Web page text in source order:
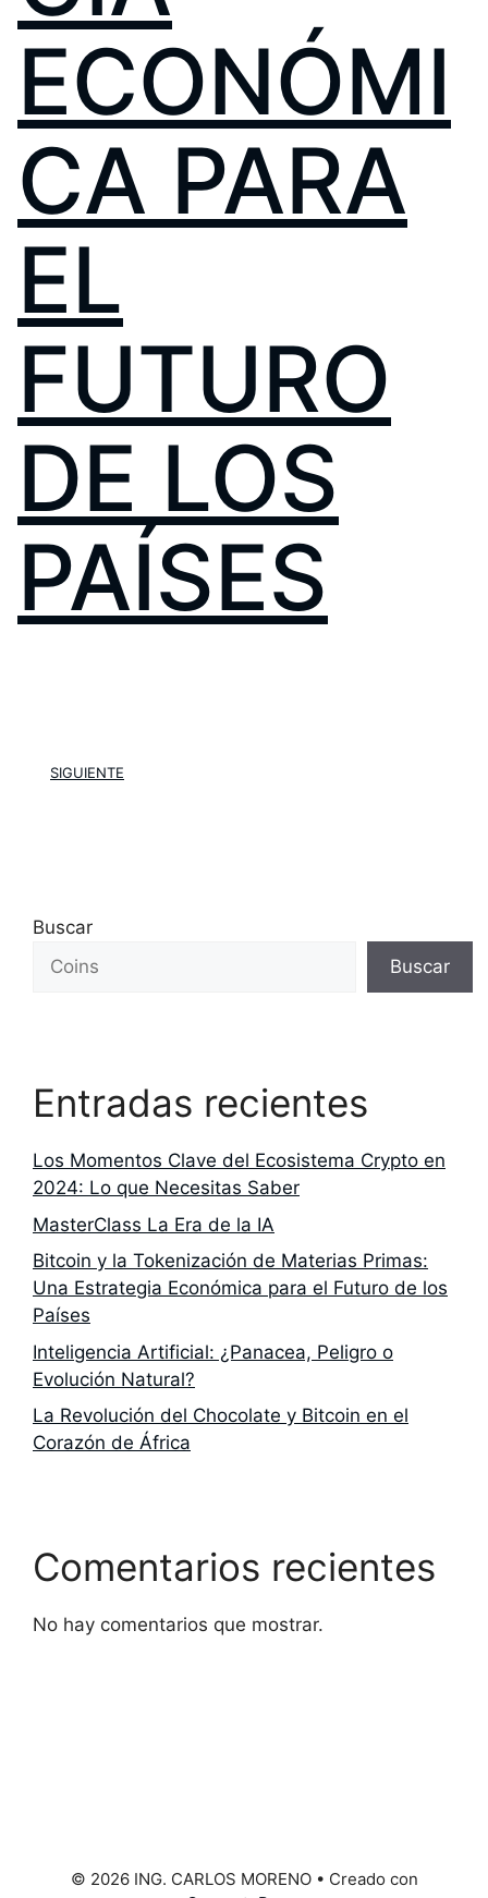
ECONÓMI
CA PARA
EL
FUTURO
DE LOS
PAÍSES
SIGUIENTE
Buscar
Buscar
Entradas recientes
Los Momentos Clave del Ecosistema Crypto en
2024: Lo que Necesitas Saber
MasterClass La Era de la IA
Bitcoin y la Tokenización de Materias Primas:
Una Estrategia Económica para el Futuro de los
Países
Inteligencia Artificial: ¿Panacea, Peligro o
Evolución Natural?
La Revolución del Chocolate y Bitcoin en el
Corazón de África
Comentarios recientes
No hay comentarios que mostrar.
© 2026 ING. CARLOS MORENO• Creado con